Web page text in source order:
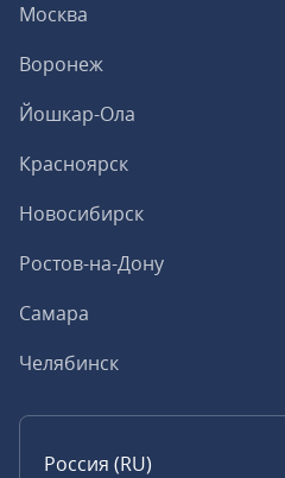
Москва
Воронеж
Йошкар-Ола
Красноярск
Новосибирск
Ростов-на-Дону
Самара
Челябинск
Россия (RU)